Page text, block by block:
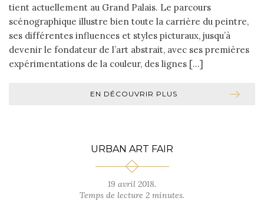
tient actuellement au Grand Palais. Le parcours
scénographique illustre bien toute la carrière du peintre,
ses différentes influences et styles picturaux, jusqu’à
devenir le fondateur de l’art abstrait, avec ses premières
expérimentations de la couleur, des lignes […]
EN DÉCOUVRIR PLUS
URBAN ART FAIR
19 avril 2018.
Temps de lecture 2 minutes.